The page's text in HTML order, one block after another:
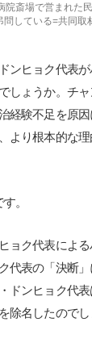
斎場で営まれた
している=共同取
ンヒョク代表
しょうか。チ
経験不足を原
より根本的な
。
ョク代表によ
代表の「決断
ドンヒョク代
除名したのでし